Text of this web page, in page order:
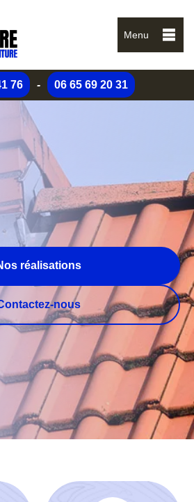
Menu
76 - 06 65 69 20 31
réalisations
nous